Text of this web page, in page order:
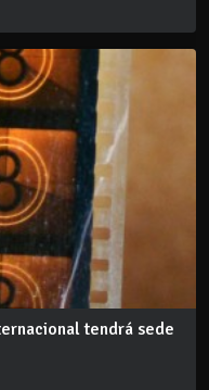
tendrá sede